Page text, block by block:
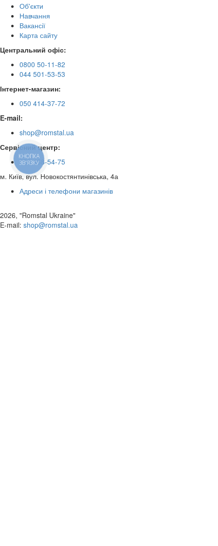
Об'єкти
Навчання
Вакансії
Карта сайту
Центральний офіс:
0800 50-11-82
044 501-53-53
Інтернет-магазин:
050 414-37-72
E-mail:
shop@romstal.ua
Сервісний центр:
050 468-54-75
м. Київ, вул. Новокостянтинівська, 4а
Адреси і телефони магазинів
2026, "Romstal Ukraine"
​E-mail: shop@romstal.ua
КНОПКА
ЗВ'ЯЗКУ